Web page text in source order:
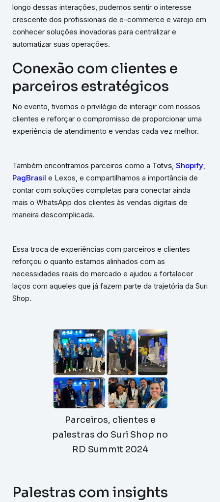
longo dessas interações, pudemos sentir o interesse
crescente dos profissionais de e-commerce e varejo em
conhecer soluções inovadoras para centralizar e
automatizar suas operações.
Conexão com clientes e
parceiros estratégicos
No evento, tivemos o privilégio de interagir com nossos
clientes e reforçar o compromisso de proporcionar uma
experiência de atendimento e vendas cada vez melhor.
Também encontramos parceiros como a Totvs, Shopify,
PagBrasil e Lexos, e compartilhamos a importância de
contar com soluções completas para conectar ainda
mais o WhatsApp dos clientes às vendas digitais de
maneira descomplicada.
Essa troca de experiências com parceiros e clientes
reforçou o quanto estamos alinhados com as
necessidades reais do mercado e ajudou a fortalecer
laços com aqueles que já fazem parte da trajetória da Suri
Shop.
Parceiros, clientes e
palestras do Suri Shop no
RD Summit 2024
Palestras com insights